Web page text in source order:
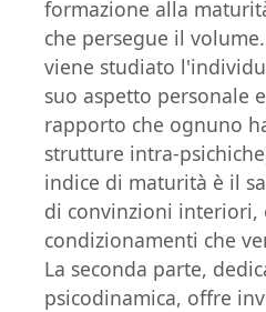
formazione alla
che persegue il
viene studiato
suo aspetto personale
rapporto che ognuno
strutture intra-
indice di maturità è il
di convinzioni interiori,
condizionamenti che
La seconda parte,
psicodinamica, offre